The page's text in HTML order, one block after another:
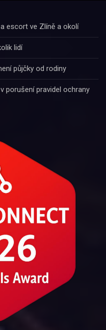
escort ve Zlíně a okolí
lidí
půjčky od rodiny
porušení pravidel ochrany